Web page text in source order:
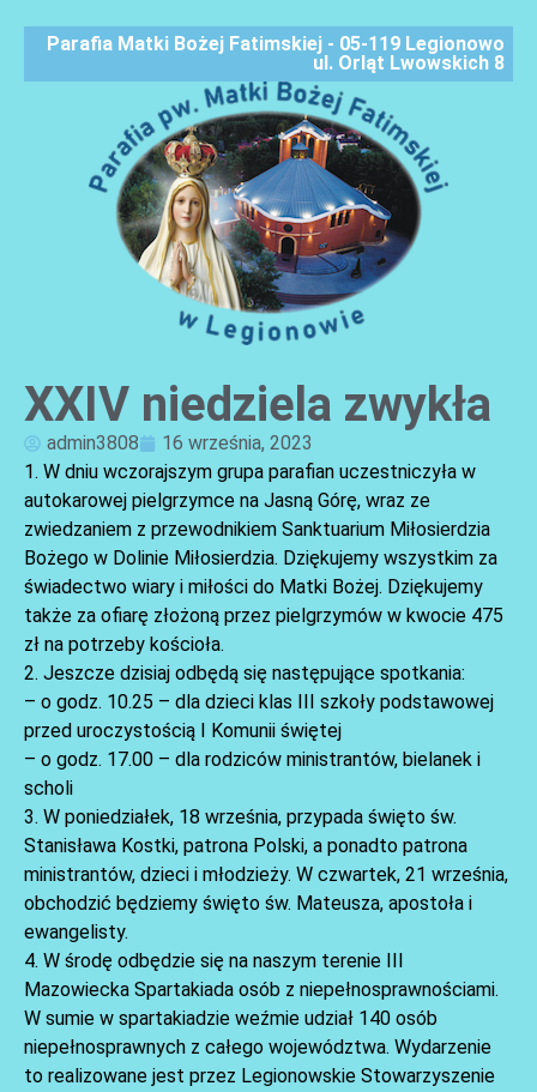
Parafia Matki Bożej Fatimskiej - 05-119 Legionowo
ul. Orląt Lwowskich 8
XXIV niedziela zwykła
admin3808
16 września, 2023
1. W dniu wczorajszym grupa parafian uczestniczyła w
autokarowej pielgrzymce na Jasną Górę, wraz ze
zwiedzaniem z przewodnikiem Sanktuarium Miłosierdzia
Bożego w Dolinie Miłosierdzia. Dziękujemy wszystkim za
świadectwo wiary i miłości do Matki Bożej. Dziękujemy
także za ofiarę złożoną przez pielgrzymów w kwocie 475
zł na potrzeby kościoła.
2. Jeszcze dzisiaj odbędą się następujące spotkania:
– o godz. 10.25 – dla dzieci klas III szkoły podstawowej
przed uroczystością I Komunii świętej
– o godz. 17.00 – dla rodziców ministrantów, bielanek i
scholi
3. W poniedziałek, 18 września, przypada święto św.
Stanisława Kostki, patrona Polski, a ponadto patrona
ministrantów, dzieci i młodzieży. W czwartek, 21 września,
obchodzić będziemy święto św. Mateusza, apostoła i
ewangelisty.
4. W środę odbędzie się na naszym terenie III
Mazowiecka Spartakiada osób z niepełnosprawnościami.
W sumie w spartakiadzie weźmie udział 140 osób
niepełnosprawnych z całego województwa. Wydarzenie
to realizowane jest przez Legionowskie Stowarzyszenie
AKTUALNOŚCI